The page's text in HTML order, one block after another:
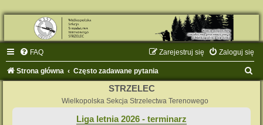
FAQ Zaloguj się
Zarejestruj się
Strona główna Często zadawane pytania
STRZELEC
Wielkopolska Sekcja Strzelectwa Terenowego
Liga letnia 2026 - terminarz